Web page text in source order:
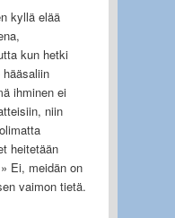
kyllä elää
kun hetki
ihminen ei
niin
heitetään
Ei, meidän on
vaimon tietä.